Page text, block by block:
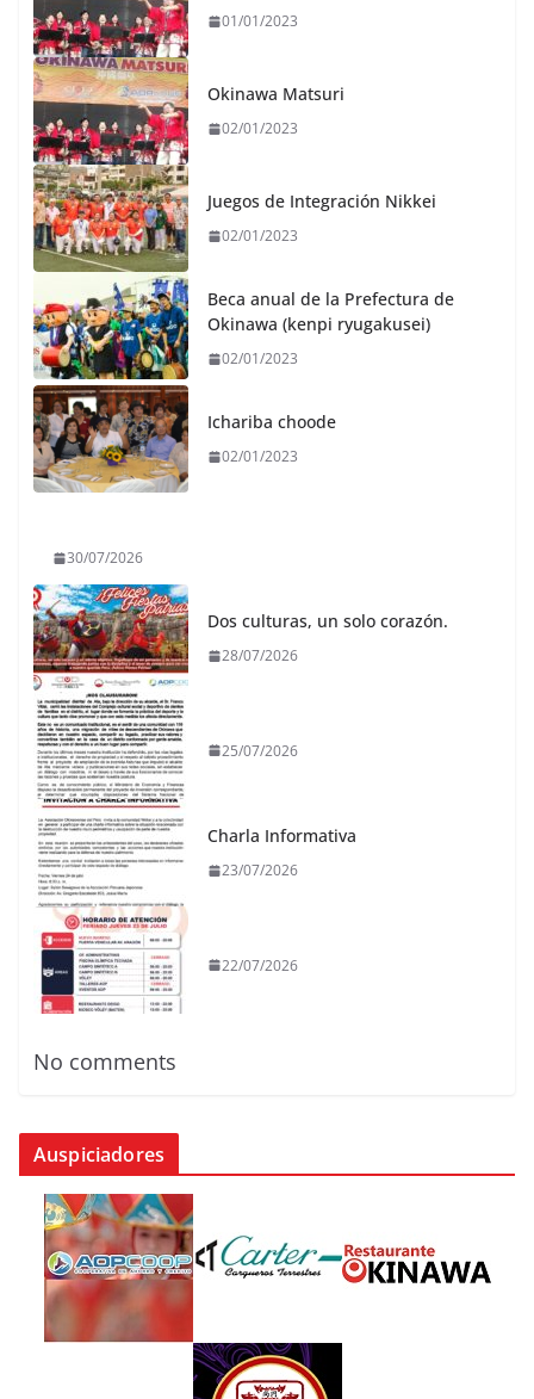
01/01/2023
Okinawa Matsuri
02/01/2023
Juegos de Integración Nikkei
02/01/2023
Beca anual de la Prefectura de
Okinawa (kenpi ryugakusei)
02/01/2023
Ichariba choode
02/01/2023
30/07/2026
Dos culturas, un solo corazón.
28/07/2026
25/07/2026
Charla Informativa
23/07/2026
22/07/2026
No comments
Auspiciadores